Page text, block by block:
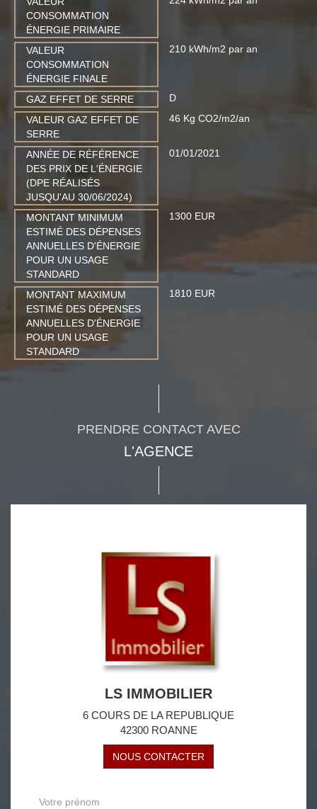
CONSOMMATION
ÉNERGIE PRIMAIRE
VALEUR
CONSOMMATION
ÉNERGIE FINALE
210 kWh/m2 par an
GAZ EFFET DE SERRE
D
VALEUR GAZ EFFET DE
SERRE
46 Kg CO2/m2/an
ANNÉE DE RÉFÉRENCE
DES PRIX DE L'ÉNERGIE
(DPE RÉALISÉS
JUSQU'AU 30/06/2024)
01/01/2021
MONTANT MINIMUM
ESTIMÉ DES DÉPENSES
ANNUELLES D'ÉNERGIE
POUR UN USAGE
STANDARD
1300 EUR
MONTANT MAXIMUM
ESTIMÉ DES DÉPENSES
ANNUELLES D'ÉNERGIE
POUR UN USAGE
STANDARD
1810 EUR
PRENDRE CONTACT AVEC
L'AGENCE
LS IMMOBILIER
6 COURS DE LA REPUBLIQUE
42300 ROANNE
NOUS CONTACTER